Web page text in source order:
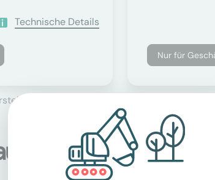
Technische Details
Nur für
sich als Netto-Preise, zuzüglich der
Bagger